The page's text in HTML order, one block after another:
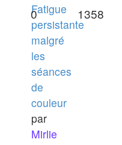
Fatigue
persistante
malgré
les
séances
de
couleur
par
Mirlie
0 1358